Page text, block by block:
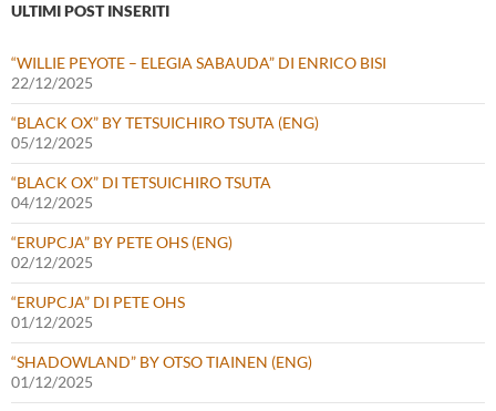
ULTIMI POST INSERITI
“WILLIE PEYOTE – ELEGIA SABAUDA” DI ENRICO BISI
22/12/2025
“BLACK OX” BY TETSUICHIRO TSUTA (ENG)
05/12/2025
“BLACK OX” DI TETSUICHIRO TSUTA
04/12/2025
“ERUPCJA” BY PETE OHS (ENG)
02/12/2025
“ERUPCJA” DI PETE OHS
01/12/2025
“SHADOWLAND” BY OTSO TIAINEN (ENG)
01/12/2025